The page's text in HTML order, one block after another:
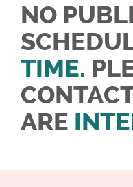
NO
TIME.
ARE